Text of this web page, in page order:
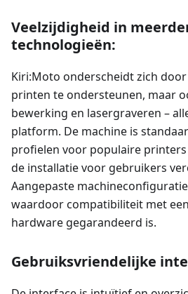
Veelzijdigheid in
technologieën:
Kiri:Moto onderscheidt zich
printen te ondersteunen, maar
bewerking en lasergraveren –
platform. De machine is
profielen voor populaire printers
de installatie voor gebruikers
Aangepaste
waardoor compatibiliteit met
hardware gegarandeerd is.
Gebruiksvriendelijke